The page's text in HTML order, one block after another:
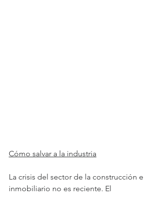
Cómo salvar a la industria
La crisis del sector de la construcción e
inmobiliario no es reciente. El